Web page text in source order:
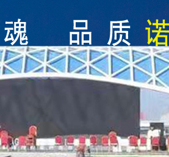
企业文化
发展历程
公司实力
行业新闻 充气建筑
遮阳系统
封闭煤棚
景观文化
污水环保